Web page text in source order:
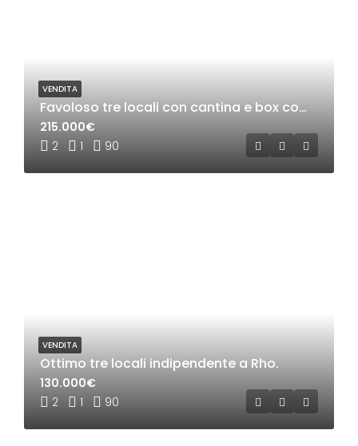
Favoloso tre locali con cantina e box completamente ristrutturato a Rho
2 1 90
215.000€
VENDITA
Ottimo tre locali indipendente a Rho.
2 1 90
130.000€
VENDITA